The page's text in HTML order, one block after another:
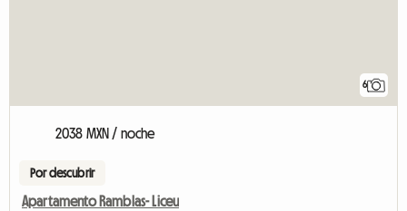
6
2038 MXN / noche
Por descubrir
Apartamento Ramblas- Liceu